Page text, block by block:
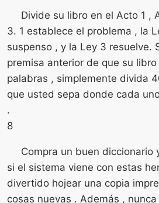
Divide su libro en el Acto 1 ,
3. 1 establece el problema , la
suspenso , y la Ley 3 resuelve.
premisa anterior de que su
palabras , simplemente divida
que usted sepa donde cada
.
8
Compra un buen diccionario
si el sistema viene con estas
divertido hojear una copia
cosas nuevas . Además ,